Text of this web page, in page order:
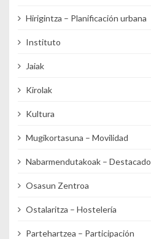
Hirigintza – Planificación urbana
Instituto
Jaiak
Kirolak
Kultura
Mugikortasuna – Movilidad
Nabarmendutakoak – Destacado
Osasun Zentroa
Ostalaritza – Hostelería
Partehartzea – Participación